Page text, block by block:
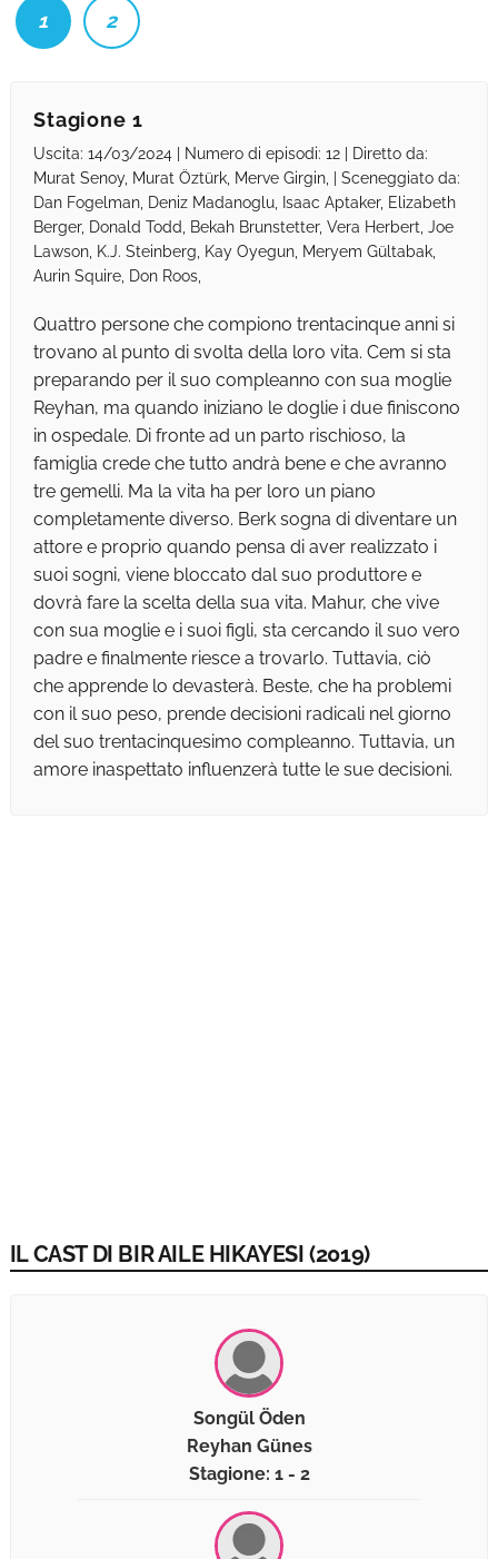
1 2
Stagione 1
Uscita: 14/03/2024 | Numero di episodi: 12 | Diretto da:
Murat Senoy, Murat Öztürk, Merve Girgin, | Sceneggiato da:
Dan Fogelman, Deniz Madanoglu, Isaac Aptaker, Elizabeth
Berger, Donald Todd, Bekah Brunstetter, Vera Herbert, Joe
Lawson, K.J. Steinberg, Kay Oyegun, Meryem Gültabak,
Aurin Squire, Don Roos,
Quattro persone che compiono trentacinque anni si
trovano al punto di svolta della loro vita. Cem si sta
preparando per il suo compleanno con sua moglie
Reyhan, ma quando iniziano le doglie i due finiscono
in ospedale. Di fronte ad un parto rischioso, la
famiglia crede che tutto andrà bene e che avranno
tre gemelli. Ma la vita ha per loro un piano
completamente diverso. Berk sogna di diventare un
attore e proprio quando pensa di aver realizzato i
suoi sogni, viene bloccato dal suo produttore e
dovrà fare la scelta della sua vita. Mahur, che vive
con sua moglie e i suoi figli, sta cercando il suo vero
padre e finalmente riesce a trovarlo. Tuttavia, ciò
che apprende lo devasterà. Beste, che ha problemi
con il suo peso, prende decisioni radicali nel giorno
del suo trentacinquesimo compleanno. Tuttavia, un
amore inaspettato influenzerà tutte le sue decisioni.
IL CAST DI BIR AILE HIKAYESI (2019)
Songül Öden
Reyhan Günes
Stagione: 1 - 2